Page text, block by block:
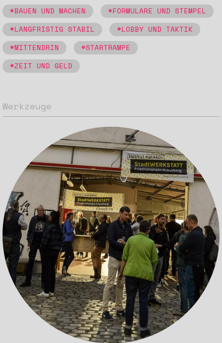
#BAUEN UND MACHEN #FORMULARE UND STEMPEL
#LANGFRISTIG STABIL #LOBBY UND TAKTIK
#MITTENDRIN #STARTRAMPE
#ZEIT UND GELD
Werkzeuge